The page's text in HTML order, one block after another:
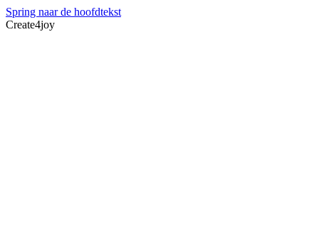
Spring naar de hoofdtekst
Create4joy